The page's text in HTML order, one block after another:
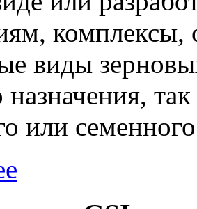
комплексы,
виды
или